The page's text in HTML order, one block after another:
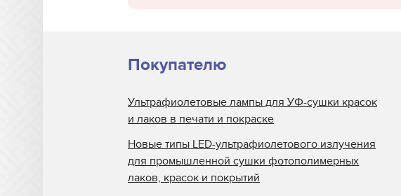
Покупателю
Ультрафиолетовые лампы для УФ-сушки красок
и лаков в печати и покраске
Новые типы LED-ультрафиолетового излучения
для промышленной сушки фотополимерных
лаков, красок и покрытий